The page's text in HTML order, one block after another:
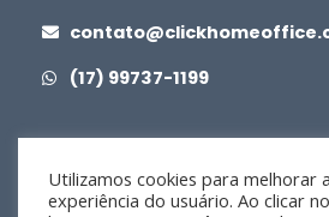
(17) 99737-1199
Copyright © 2026 Click Home
Utilizamos cookies para melhorar a
experiência do usuário. Ao clicar no